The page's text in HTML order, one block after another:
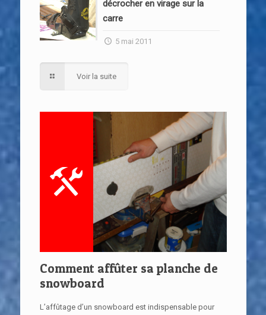
décrocher en virage sur la
carre
5 mai 2011
Voir la suite
Comment affûter sa planche de
snowboard
L’affûtage d’un snowboard est indispensable pour